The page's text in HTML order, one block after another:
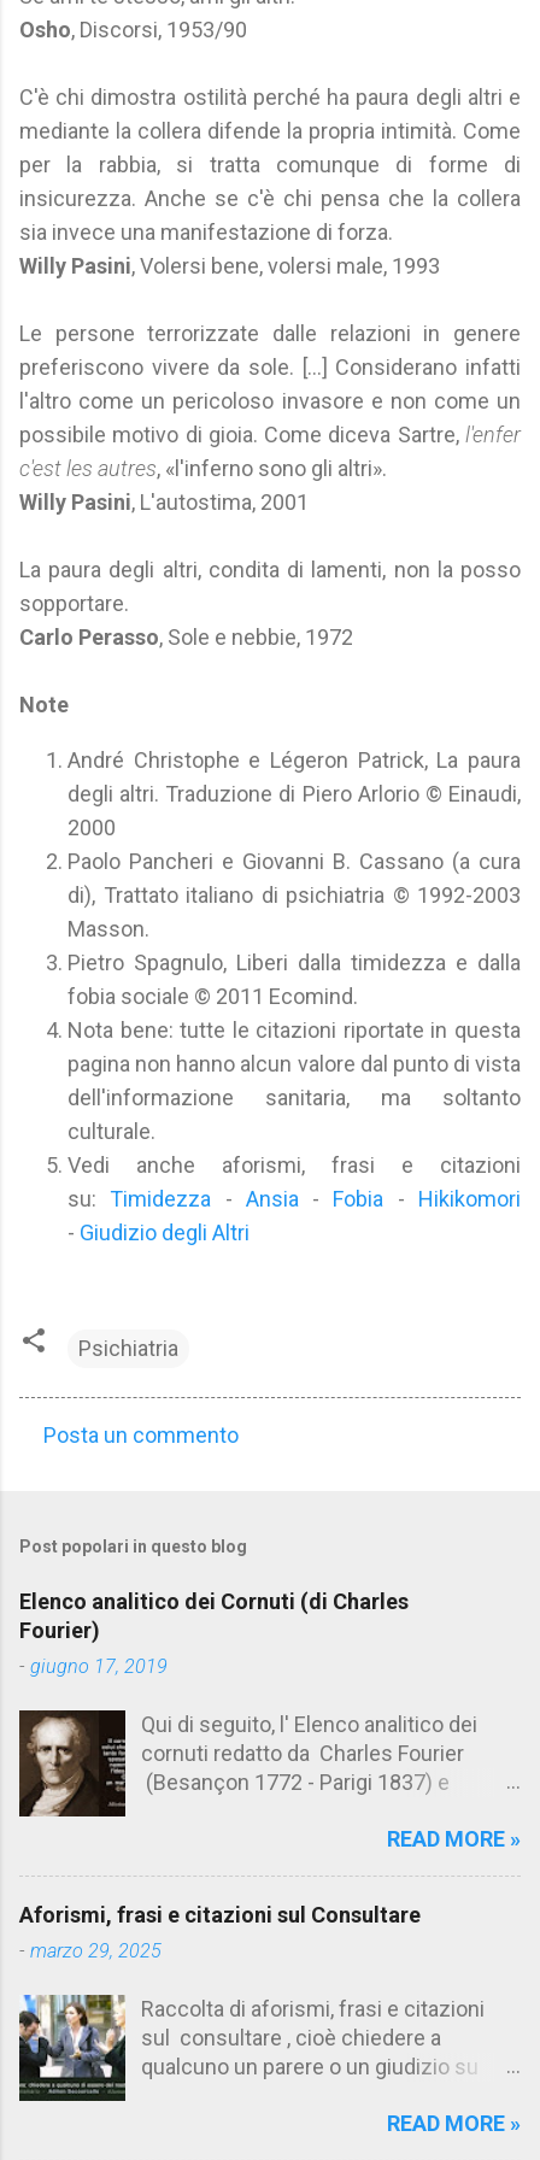
Osho, Discorsi, 1953/90
C'è chi dimostra ostilità perché ha paura degli altri e
mediante la collera difende la propria intimità. Come
per la rabbia, si tratta comunque di forme di
insicurezza. Anche se c'è chi pensa che la collera
sia invece una manifestazione di forza.
Willy Pasini, Volersi bene, volersi male, 1993
Le persone terrorizzate dalle relazioni in genere
preferiscono vivere da sole. [...] Considerano infatti
l'altro come un pericoloso invasore e non come un
possibile motivo di gioia. Come diceva Sartre, l'enfer
c'est les autres, «l'inferno sono gli altri».
Willy Pasini, L'autostima, 2001
La paura degli altri, condita di lamenti, non la posso
sopportare.
Carlo Perasso, Sole e nebbie, 1972
Note
André Christophe e Légeron Patrick, La paura
degli altri. Traduzione di Piero Arlorio © Einaudi,
2000
Paolo Pancheri e Giovanni B. Cassano (a cura
di), Trattato italiano di psichiatria © 1992-2003
Masson.
Pietro Spagnulo, Liberi dalla timidezza e dalla
fobia sociale © 2011 Ecomind.
Nota bene: tutte le citazioni riportate in questa
pagina non hanno alcun valore dal punto di vista
dell'informazione sanitaria, ma soltanto
culturale.
Vedi anche aforismi, frasi e citazioni
su:Timidezza - Ansia - Fobia - Hikikomori
- Giudizio degli Altri
Psichiatria
m
e
n
t
Posta un commento
Post popolari in questo blog
Elenco analitico dei Cornuti (di Charles
Fourier)
- giugno 17, 2019
Qui di seguito, l' Elenco analitico dei
cornuti redatto da Charles Fourier
(Besançon 1772 - Parigi 1837) e
Aforismario trovi anche una raccolta di
cornuto pretenzioso: colui che ritiene
sua moglie tanto fortunata, per averlo
ammettere l'idea del tradimento. Ciò lo
rende un marito assai comodo.
(Charles Fourier) Elenco analitico dei
ca. 1808 (postumo 1856) Traduzione
READ MORE »
Aforismi, frasi e citazioni sul Consultare
- marzo 29, 2025
Raccolta di aforismi, frasi e citazioni
sul consultare , cioè chiedere a
qualcuno un parere o un giudizio su
fanno riferimento anche allaREAD MORE »